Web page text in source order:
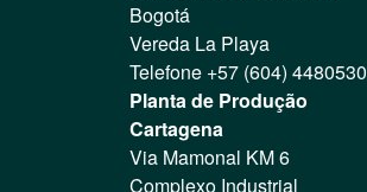
Bogotá
Vereda La Playa
Telefone +57 (604) 4480530
Planta de Produção
Cartagena
Via Mamonal KM 6
Complexo Industrial